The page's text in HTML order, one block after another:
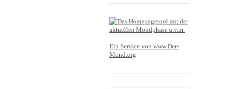
Ein Service von www.Der-
Mond.org